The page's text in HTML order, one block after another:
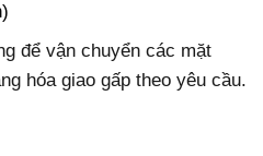
để vận chuyển các mặt
hóa giao gấp theo yêu cầu.